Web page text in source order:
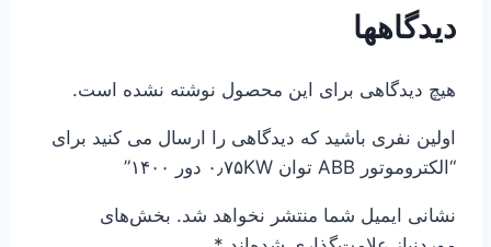
دیدگاهها
هیچ دیدگاهی برای این محصول نوشته نشده است.
اولین نفری باشید که دیدگاهی را ارسال می کنید برای
“الکتروموتور ABB توان ۰٫۷۵KW دور ۱۴۰۰”
نشانی ایمیل شما منتشر نخواهد شد. بخش‌های